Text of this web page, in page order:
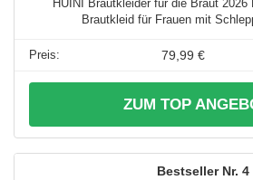
HUINI Brautkleider für die Braut
Brautkleid für Frauen mit
79,99 €
ZUM TOP
4